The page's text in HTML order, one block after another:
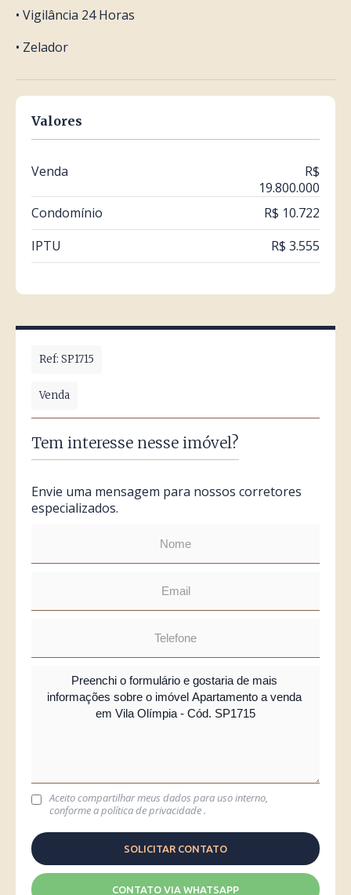
• Vigilância 24 Horas
• Zelador
Valores
Venda
R$
19.800.000
Condomínio
R$ 10.722
IPTU
R$ 3.555
Ref: SP1715
Venda
Tem interesse nesse imóvel?
Envie uma mensagem para nossos corretores
especializados.
Aceito compartilhar meus dados para uso interno,
conforme apolítica de privacidade.
CONTATO VIA WHATSAPP